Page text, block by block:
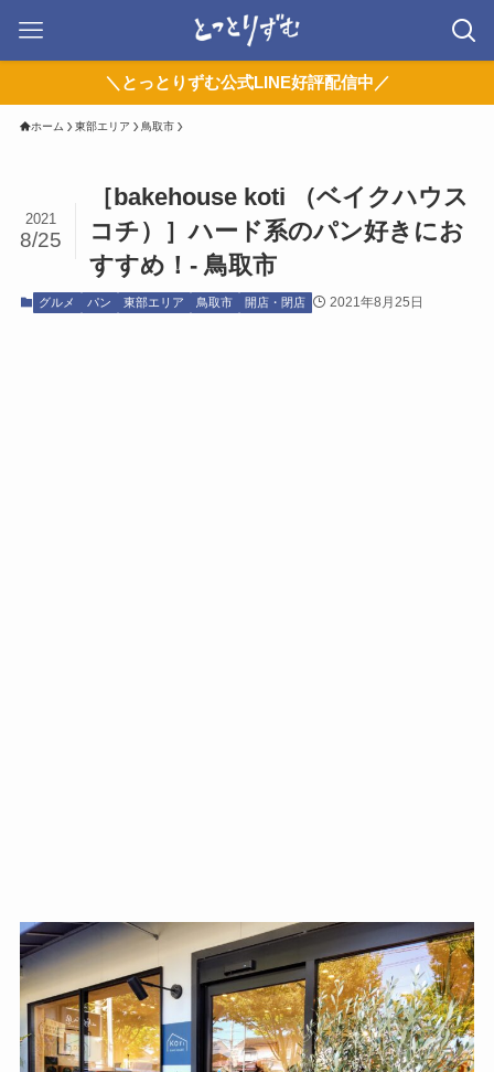
＼とっとりずむ公式LINE好評配信中／
ホーム 東部エリア 鳥取市
［bakehouse koti （ベイクハウス
コチ）］ハード系のパン好きにお
すすめ！- 鳥取市
2021
8/25
グルメ パン 東部エリア 鳥取市 開店・閉店 2021年8月25日